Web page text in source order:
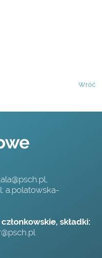
Wróć
a.polatowska-
składki: